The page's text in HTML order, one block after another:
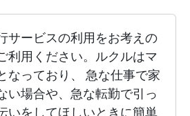
サービスの利用をお考えの
利用ください。ルクルはマ
なっており、 急な仕事で家
い場合や、急な転勤で引っ
いをしてほしいときに簡単